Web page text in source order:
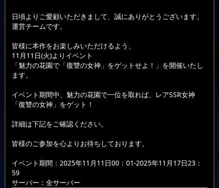
日頃よりご愛顧いただきまして、誠にありがとうございます。
運営チームです。
皆様に本作をお楽しみいただけるよう、
11月11日(火)よりイベント
「魅力の花園で「復讐の女神」をゲットせよ！」を開催いたし
ます。
イベント期間中、魅力の花園で一位を取れば、レアSSR女神
「復讐の女神」をゲット！
詳細は下記をご確認ください。
皆様のご参加を心よりお待ちしております。
イベント期間：2025年11月11日00：01-2025年11月17日23：
59
サーバー：全サーバー